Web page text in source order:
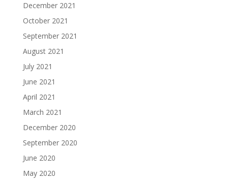
December 2021
October 2021
September 2021
August 2021
July 2021
June 2021
April 2021
March 2021
December 2020
September 2020
June 2020
May 2020